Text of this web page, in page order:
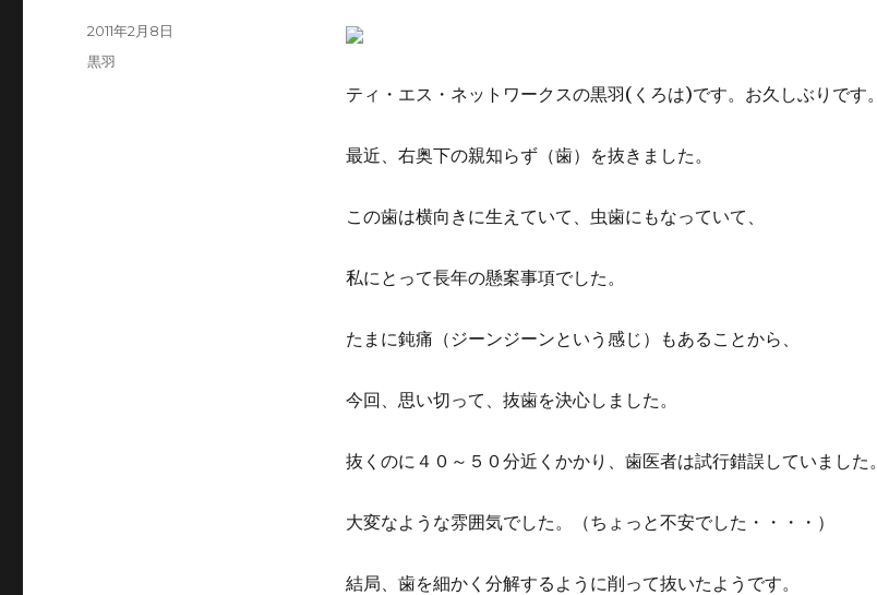
ティ・エス・ネットワークスの黒羽(くろは)です。お久しぶりです。
最近、右奥下の親知らず（歯）を抜きました。
この歯は横向きに生えていて、虫歯にもなっていて、
私にとって長年の懸案事項でした。
たまに鈍痛（ジーンジーンという感じ）もあることから、
今回、思い切って、抜歯を決心しました。
抜くのに４０～５０分近くかかり、歯医者は試行錯誤していました。
大変なような雰囲気でした。（ちょっと不安でした・・・・）
結局、歯を細かく分解するように削って抜いたようです。
投
稿
2011年2月8日
カ
黒羽